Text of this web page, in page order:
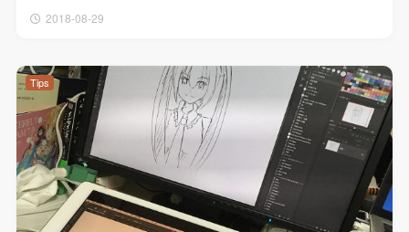
2018-08-29
Tips